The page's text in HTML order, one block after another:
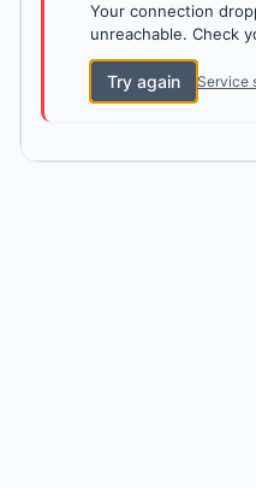
Your connection
unreachable. Check
Try again Service